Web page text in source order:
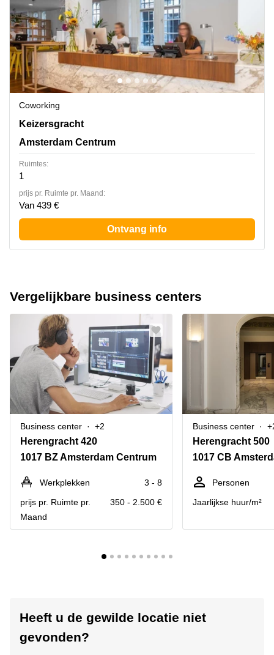
Coworking
Keizersgracht 555,2nd Floor, Amsterdam Centrum
Keizersgracht
Amsterdam Centrum
Ruimtes:
1
prijs pr. Ruimte pr. Maand:
Van 439 €
Ontvang info
Vergelijkbare business centers
Business center +2
Herengracht 420
1017 BZ Amsterdam Centrum
Werkplekken
3 - 8
prijs pr. Ruimte pr.
Maand
350 - 2.500 €
Business center
Herengracht 500
1017 CB
Personen
Jaarlijkse huur/m²
Heeft u de gewilde locatie niet
gevonden?